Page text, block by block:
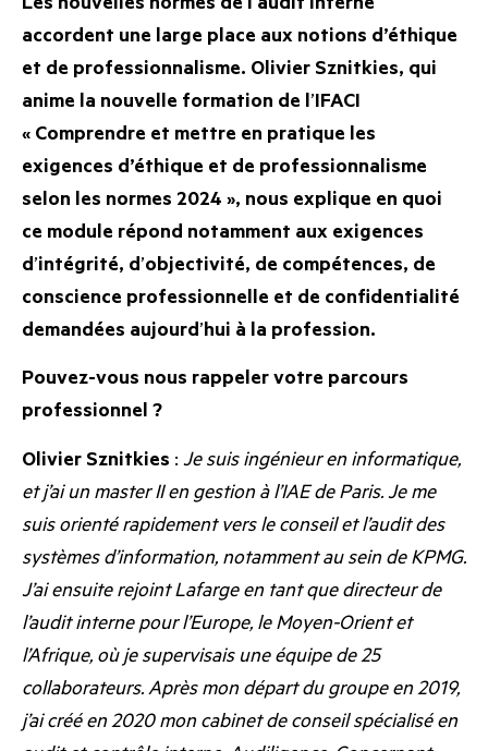
accordent une large place aux notions d’éthique
et de professionnalisme. Olivier Sznitkies, qui
anime la nouvelle formation de l’IFACI
« Comprendre et mettre en pratique les
exigences d’éthique et de professionnalisme
selon les normes 2024 », nous explique en quoi
ce module répond notamment aux exigences
d’intégrité, d’objectivité, de compétences, de
conscience professionnelle et de confidentialité
demandées aujourd’hui à la profession.
Pouvez-vous nous rappeler votre parcours
professionnel ?
Olivier Sznitkies : Je suis ingénieur en informatique,
et j’ai un master II en gestion à l’IAE de Paris. Je me
suis orienté rapidement vers le conseil et l’audit des
systèmes d’information, notamment au sein de KPMG.
J’ai ensuite rejoint Lafarge en tant que directeur de
l’audit interne pour l’Europe, le Moyen-Orient et
l’Afrique, où je supervisais une équipe de 25
collaborateurs. Après mon départ du groupe en 2019,
j’ai créé en 2020 mon cabinet de conseil spécialisé en